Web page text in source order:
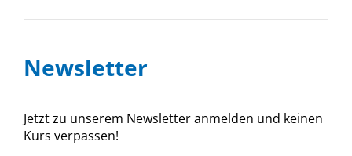
Newsletter
Jetzt zu unserem Newsletter anmelden und keinen
Kurs verpassen!